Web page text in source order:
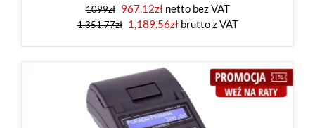
1099zł 967.12złnetto bez VAT
1,351.77zł Pierwotna
1,351.77zł.
1,189.56złAktualna
1,189.56zł.
brutto z VAT